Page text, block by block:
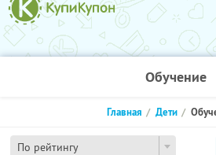
Обучение
По рейтингу
Главная Дети